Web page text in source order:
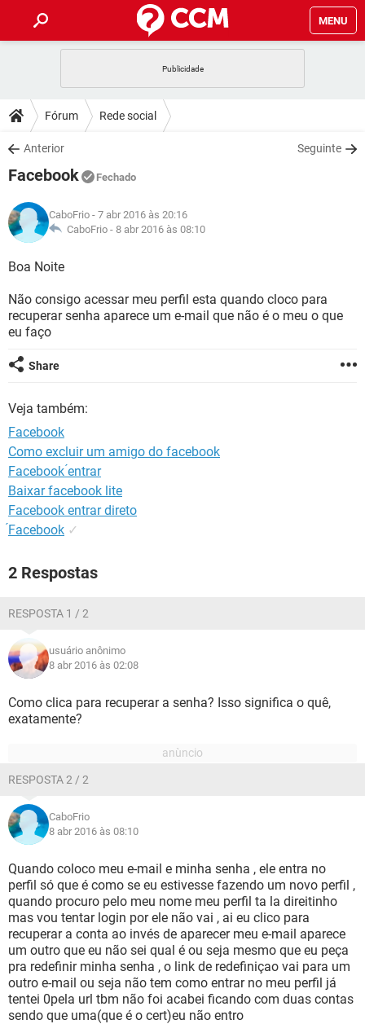
MENU
CELULAR
OUTLOOK
INSTAGRAM
GUIA DE COMPRAS
DICAS
JOGOS
INSTAGRAM
GUIA DE COMPRAS
DOWNLOADS
JOGOS
CELULAR
OUTLOOK EXCEL
INSTAGRAM
JOGOS
CELULAR
OUTLOOK
INSTAGRAM GMAIL
GUIA DE COMPRAS
GLOSSÁRIO
JOGOS
OUTLOOK EXCEL
INSTAGRAM
GUIA DE COMPRAS
Fórum Rede social
Anterior Seguinte
Facebook Fechado
CaboFrio - 7 abr 2016 às 20:16
CaboFrio - 8 abr 2016 às 08:10
Boa Noite
Não consigo acessar meu perfil esta quando cloco para
recuperar senha aparece um e-mail que não é o meu o que
eu faço
Share
Veja também:
Facebook
Como excluir um amigo do facebook
Facebook ́entrar
Baixar facebook lite
Facebook entrar direto
́Facebook ✓
2 Respostas
RESPOSTA 1 / 2
usuário anônimo
8 abr 2016 às 02:08
Como clica para recuperar a senha? Isso significa o quê,
exatamente?
RESPOSTA 2 / 2
CaboFrio
8 abr 2016 às 08:10
Quando coloco meu e-mail e minha senha , ele entra no
perfil só que é como se eu estivesse fazendo um novo perfil ,
quando procuro pelo meu nome meu perfil ta la direitinho
mas vou tentar login por ele não vai , ai eu clico para
recuperar a conta ao invés de aparecer meu e-mail aparece
um outro que eu não sei qual é ou seja mesmo que eu peça
pra redefinir minha senha , o link de redefiniçao vai para um
outro e-mail ou seja não tem como entrar no meu perfil já
tentei 0pela url tbm não foi acabei ficando com duas contas
sendo que uma(que é o cert)eu não entro